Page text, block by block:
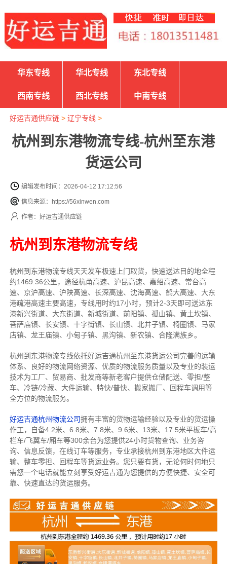
华东专线 华北专线 东北专线
西南专线 西北专线 中南专线
好运吉通供应链> 辽宁专线 >
杭州到东港物流专线-杭州至东港
货运公司
编辑发布时间：2026-04-12 17:12:56
信息来源：https://56xinwen.com
作者：好运吉通供应链
杭州到东港物流专线
杭州到东港物流专线天天发车极速上门取货，快速送达目的地全程
约1469.36公里，途径杭甬高速、沪昆高速、嘉绍高速、常台高
速、京沪高速、沪陕高速、长深高速、沈海高速、鹤大高速、大东
港疏港高速主要高速，专线用时约17小时，预计2-3天即可送达东
港新兴街道、大东街道、新城街道、前阳镇、孤山镇、黄土坎镇、
菩萨庙镇、长安镇、十字街镇、长山镇、北井子镇、椅圈镇、马家
店镇、龙王庙镇、小甸子镇、黑沟镇、新农镇、合隆满族乡。
杭州到东港物流专线依托好运吉通杭州至东港货运公司完善的运输
体系、良好的物流网络资源、优质的物流服务质量以及专业的装运
技术为工厂、贸易商、批发商等新老客户提供仓储配送、零担/整
车、冷链/冷藏、大件运输、特快/普快、搬家搬厂、回程车调用等
全方位的物流服务。
好运吉通杭州物流公司拥有丰富的货物运输经验以及专业的货运操
作工，自备4.2米、6.8米、7.8米、9.6米、13米、17.5米平板车/高
栏车/飞翼车/厢车等300余台为您提供24小时货物查询、业务咨
询、信息反馈，在线订车等服务， 专业承接杭州到东港地区大件运
输、整车零担、回程车等货运业务。 您只要有货，无论何时何地只
需您一个电话就能立刻享受好运吉通为您提供的方便快捷、安全可
靠、快速直达的货运服务。